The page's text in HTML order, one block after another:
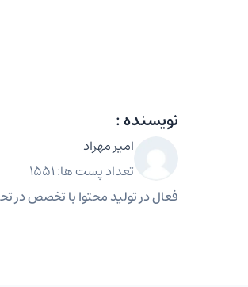
نویسنده :
امیر مهراد
تعداد پست ها: 1551
فعال در تولید محتوا با تخصص در